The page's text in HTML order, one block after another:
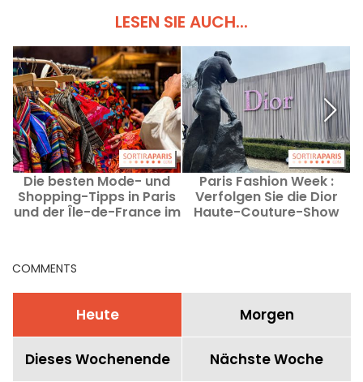
LESEN SIE AUCH...
Die besten Mode- und
Shopping-Tipps in Paris
und der Île-de-France im
Paris Fashion Week :
Verfolgen Sie die Dior
Haute-Couture-Show
COMMENTS
Heute Morgen
Dieses Wochenende Nächste Woche